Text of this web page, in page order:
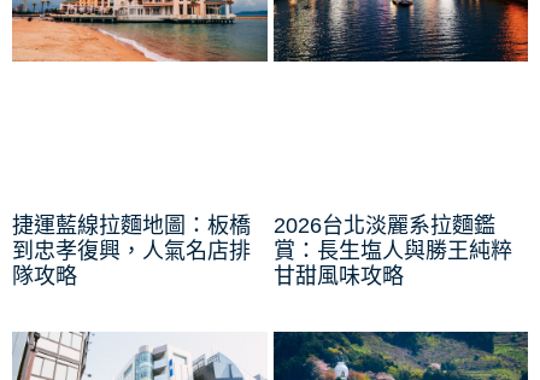
捷運藍線拉麵地圖：板橋
到忠孝復興，人氣名店排
隊攻略
2026台北淡麗系拉麵鑑
賞：長生塩人與勝王純粹
甘甜風味攻略